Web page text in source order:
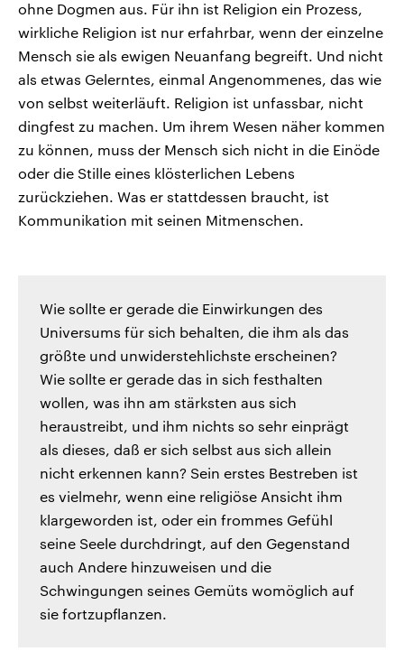
ohne Dogmen aus. Für ihn ist Religion ein Prozess,
wirkliche Religion ist nur erfahrbar, wenn der einzelne
Mensch sie als ewigen Neuanfang begreift. Und nicht
als etwas Gelerntes, einmal Angenommenes, das wie
von selbst weiterläuft. Religion ist unfassbar, nicht
dingfest zu machen. Um ihrem Wesen näher kommen
zu können, muss der Mensch sich nicht in die Einöde
oder die Stille eines klösterlichen Lebens
zurückziehen. Was er stattdessen braucht, ist
Kommunikation mit seinen Mitmenschen.
Wie sollte er gerade die Einwirkungen des
Universums für sich behalten, die ihm als das
größte und unwiderstehlichste erscheinen?
Wie sollte er gerade das in sich festhalten
wollen, was ihn am stärksten aus sich
heraustreibt, und ihm nichts so sehr einprägt
als dieses, daß er sich selbst aus sich allein
nicht erkennen kann? Sein erstes Bestreben ist
es vielmehr, wenn eine religiöse Ansicht ihm
klargeworden ist, oder ein frommes Gefühl
seine Seele durchdringt, auf den Gegenstand
auch Andere hinzuweisen und die
Schwingungen seines Gemüts womöglich auf
sie fortzupflanzen.